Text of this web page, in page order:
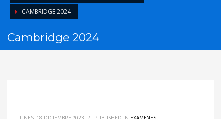
CAMBRIDGE 2024
Cambridge 2024
LUNES, 18 DICIEMBRE 2023 / PUBLISHED IN EXAMENES